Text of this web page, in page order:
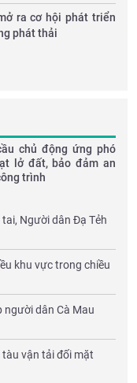
ra cơ hội phát triển
phát thải
chủ động ứng phó
lở đất, bảo đảm an
trình
Người dân Đạ Tẻh
khu vực trong chiều
người dân Cà Mau
tàu vận tải đối mặt